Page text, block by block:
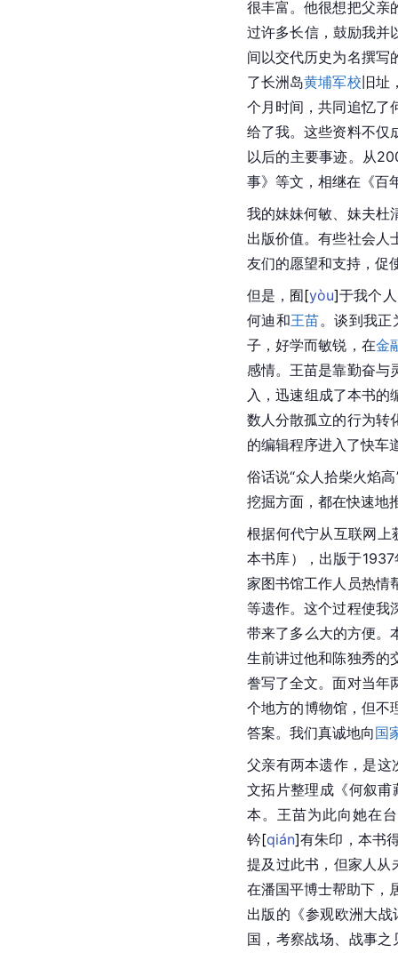
很丰富。他很想把父亲
过许多长信，鼓励我并
间以交代历史为名撰写
了长洲岛黄埔军校旧址
个月时间，共同追忆了
给了我。这些资料不仅
以后的主要事迹。从
事》等文，相继在《百
我的妹妹何敏 、妹夫
出版价值。有些社会人
友们的愿望和支持，促
但是， 囿[yòu]于我个
何迪和王苗。谈到我
子，好学而敏锐，在金
感情。王苗是靠勤奋与
入，迅速组成了本书的
数人分散孤立的行为转
的编辑程序进入了快车
俗话说“众人拾柴火焰
挖掘方面，都在快速地
根据何代宁从互联网上
本书库），出版于
家图书馆工作人员热情
等遗作。这个过程使我
带来了多么大的方便。
生前讲过他和陈独秀的
誊写了全文。面对当年
个地方的博物馆，但不
答案。我们真诚地向国
父亲有两本遗作，是
文拓片整理成《何叙
本。王苗为此向她在
钤[qián]有朱印，本书
提及过此书，但家人
在潘国平博士帮助下，
出版的《参观欧洲大
国，考察战场、战事